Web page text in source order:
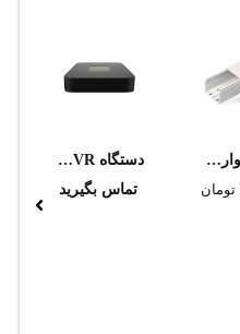
داکت ديواري دانوب 40*60
تومان
دستگاه NVR تحت شبکه تیاندی مدل TC-R3110 I/B/L/V1.1
تماس بگیرید